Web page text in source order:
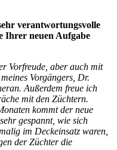
verantwortungsvolle
Ihrer neuen Aufgabe
Vorfreude, aber auch mit
Vorgängers, Dr.
Außerdem freue ich
mit den Züchtern.
kommt der neue
gespannt, wie sich
im Deckeinsatz waren,
der Züchter die